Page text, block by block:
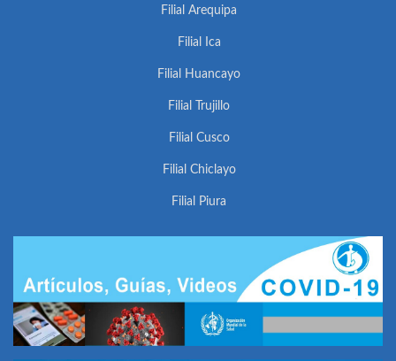
Filial Arequipa
Filial Ica
Filial Huancayo
Filial Trujillo
Filial Cusco
Filial Chiclayo
Filial Piura